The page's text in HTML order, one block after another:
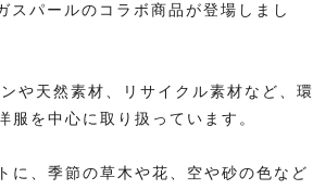
パールのコラボ商品が登場しまし
や天然素材、リサイクル素材など、環
を中心に取り扱っています。
に、季節の草木や花、空や砂の色など